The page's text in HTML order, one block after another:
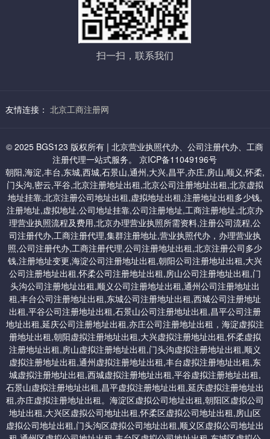
六：丰台虚拟地址：
1、小规模地址 7000起/年（海户营）
2、一般纳税人 8500起/年
1、6000/三年：小规模及一般纳税人都可以
八：昌平虚拟地址
1、小规模 2000起/年,位置在北七家
2、一次性收费地址 5000（个人产权地址）
提供北京一次性收费永久免费使用的地址：交一次钱，以后地址不
需要续费。
一：顺义集中办公区虚拟地址：5000/一次性收费永久免费。
二：平谷一次性收费地址：4000
三：延庆科技园区地址：5000/一次性收费永久免费
经营范围中有需特种许可经营项目，报送审批
如有特殊经营许可项目还需相关部门报审盖章，特种行业，许可证
人章、全体股东章、公司名称章等。
5，申领营业执照
工商局经过企业提交材料进行审查，确定符合企业登记申请，经工
商行政管理局核定，即发放工商企业营业执照，并公告企业成立。
扫一扫，联系我们
友情连接： 北京工商注册网
© 2025 BGS123 版权所有 | 北京营业执照代办、公司注册代办、工商
注册代理一站式服务。 京ICP备11049196号
朝阳,海淀,丰台,东城,西城,石景山,通州,大兴,昌平,亦庄,房山,顺义,怀柔,
门头沟,密云,平谷,北京注册地址出租,北京公司注册地址出租,北京虚拟
地址挂靠,北京注册公司地址出租,虚拟地址出租,注册地址出租多少钱,
注册地址,虚拟地址,公司地址挂靠,公司注册地址,工商注册地址,北京办
理营业执照流程及费用,北京办理营业执照所需资料,注册公司流程,公
司注册代办,工商注册代理,集群注册地址,营业执照代办，办理营业执
照,公司注册代办,工商注册代理,公司注册地址出租,北京注册公司多少
钱,注册地址变更,海淀公司注册地址出租,朝阳公司注册地址出租,大兴
公司注册地址出租,怀柔公司注册地址出租,房山公司注册地址出租,门
头沟公司注册地址出租,顺义公司注册地址出租,通州公司注册地址出
租,丰台公司注册地址出租,东城公司注册地址出租,西城公司注册地址
出租,平谷公司注册地址出租,石景山公司注册地址出租,昌平公司注册
地址出租,延庆公司注册地址出租,亦庄公司注册地址出租，海淀虚拟注
册地址出租,朝阳虚拟注册地址出租,大兴虚拟注册地址出租,怀柔虚拟
注册地址出租,房山虚拟注册地址出租,门头沟虚拟注册地址出租,顺义
虚拟注册地址出租,通州虚拟注册地址出租,丰台虚拟注册地址出租,东
城虚拟注册地址出租,西城虚拟注册地址出租,平谷虚拟注册地址出租,
石景山虚拟注册地址出租,昌平虚拟注册地址出租,延庆虚拟注册地址出
租,亦庄虚拟注册地址出租。海淀区虚拟公司地址出租,朝阳区虚拟公司
地址出租,大兴区虚拟公司地址出租,怀柔区虚拟公司地址出租,房山区
虚拟公司地址出租,门头沟区虚拟公司地址出租,顺义区虚拟公司地址出